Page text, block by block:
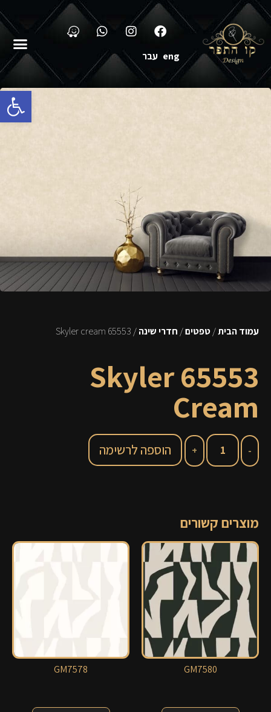
פתח
eng עבר
עמוד הבית/טפטים/ חדרי שינה/ 65553 Skyler cream
65553 Skyler
Cream
הוספה לרשימה
מוצרים קשורים
GM7580
GM7578